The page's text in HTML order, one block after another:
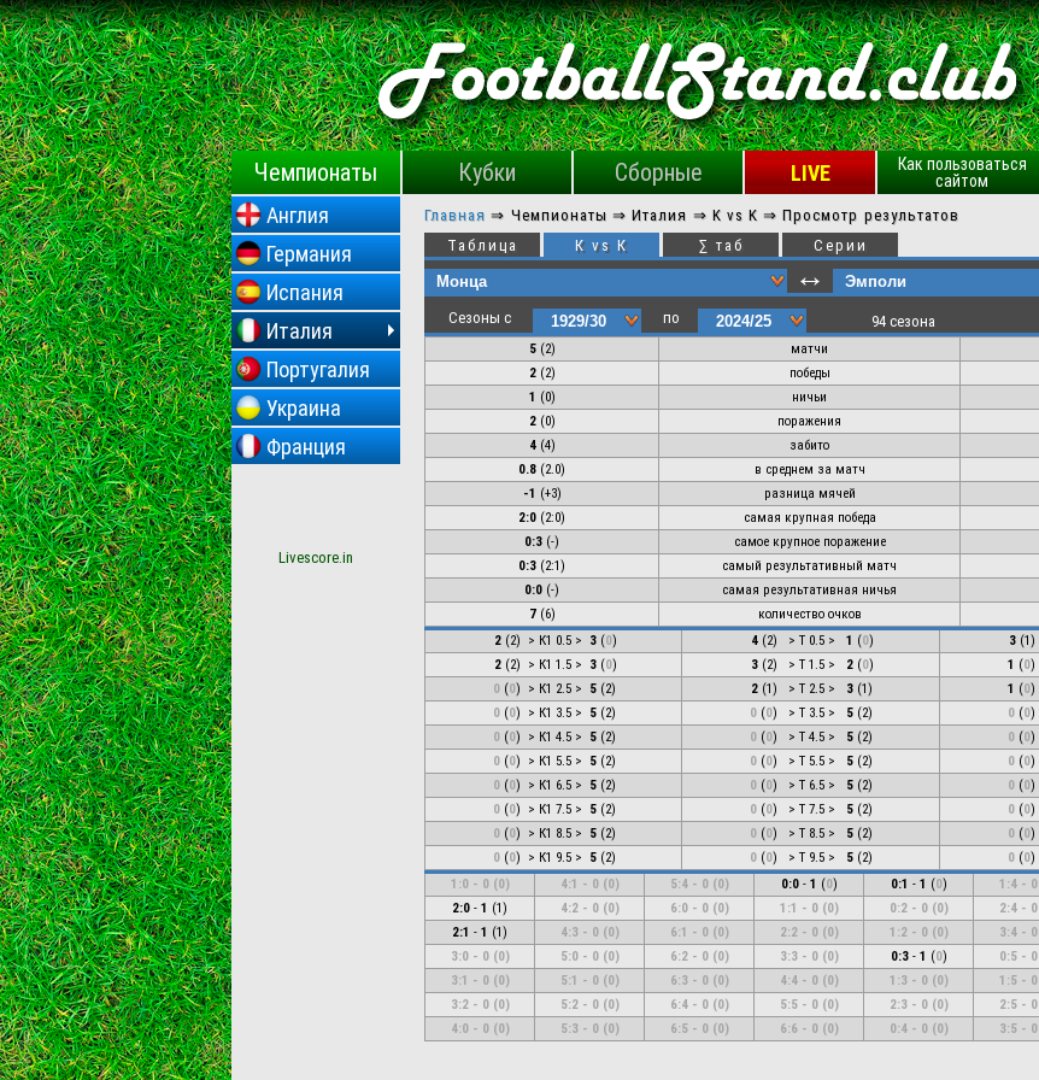
Чемпионаты Кубки Сборные LIVE
Как пользоваться
сайтом
Англия
Германия
Испания
Италия
Португалия
Украина
Франция
Livescore.in
Главная ⇒ Чемпионаты ⇒Италия ⇒ K vs K ⇒Просмотр результатов
Таблица
К vs К ∑ таб Серии
↔
Сезоны с по 94 сезона
5(2) матчи
2(2) победы
1 (0) ничьи
2(0) поражения
4(4) забито
0.8 (2.0) в среднем за матч
-1 (+3) разница мячей
2:0 (2:0) самая крупная победа
0:3 (-) самое крупное поражение
0:3 (2:1) самый результативный матч
0:0 (-) самая результативная ничья
7(6) количество очков
2 (2) > К1 0.5 > 3 (0) 4 (2) > Т 0.5 > 1 (0) 3 (1)
2 (2) > К1 1.5 > 3 (0) 3 (2) > Т 1.5 > 2 (0) 1 (0)
0 (0) > К1 2.5 > 5 (2) 2 (1) > Т 2.5 > 3 (1) 1 (0)
0 (0) > К1 3.5 > 5 (2) 0 (0) > Т 3.5 > 5 (2) 0 (0)
0 (0) > К1 4.5 > 5 (2) 0 (0) > Т 4.5 > 5 (2) 0 (0)
0 (0) > К1 5.5 > 5 (2) 0 (0) > Т 5.5 > 5 (2) 0 (0)
0 (0) > К1 6.5 > 5 (2) 0 (0) > Т 6.5 > 5 (2) 0 (0)
0 (0) > К1 7.5 > 5 (2) 0 (0) > Т 7.5 > 5 (2) 0 (0)
0 (0) > К1 8.5 > 5 (2) 0 (0) > Т 8.5 > 5 (2) 0 (0)
0 (0) > К1 9.5 > 5 (2) 0 (0) > Т 9.5 > 5 (2) 0 (0)
1:0- 0(0) 4:1 - 0(0) 5:4- 0(0) 0:0- 1 (0) 0:1 - 1 (0) 1:4 - 0
2:0 - 1 (1) 4:2- 0(0) 6:0- 0(0) 1:1 - 0(0) 0:2- 0(0) 2:4 - 0
2:1 - 1 (1) 4:3- 0(0) 6:1 - 0(0) 2:2- 0(0) 1:2- 0(0) 3:4 - 0
3:0- 0(0) 5:0- 0(0) 6:2- 0(0) 3:3- 0(0) 0:3- 1 (0) 0:5 - 0
3:1 - 0(0) 5:1 - 0(0) 6:3- 0(0) 4:4- 0(0) 1:3- 0(0) 1:5 - 0
3:2- 0(0) 5:2- 0(0) 6:4- 0(0) 5:5- 0(0) 2:3- 0(0) 2:5 - 0
4:0- 0(0) 5:3- 0(0) 6:5- 0(0) 6:6- 0(0) 0:4- 0(0) 3:5 - 0